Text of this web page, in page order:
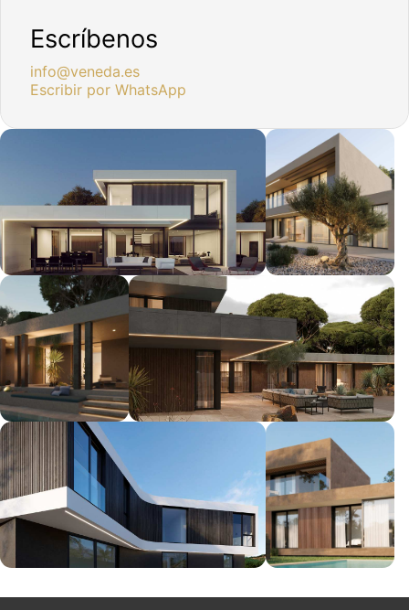
Escríbenos
info@veneda.es
Escribir por WhatsApp